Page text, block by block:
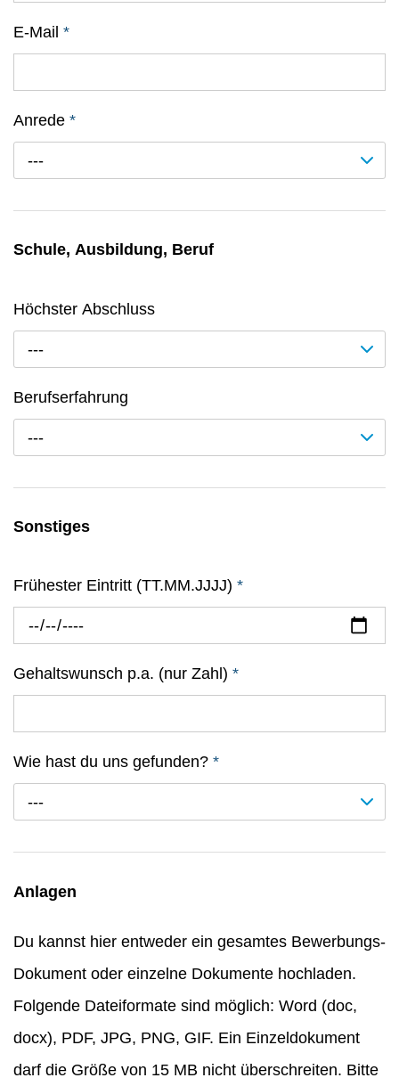
E-Mail *
Anrede *
---
Schule, Ausbildung, Beruf
Höchster Abschluss
---
Berufserfahrung
---
Sonstiges
Frühester Eintritt (TT.MM.JJJJ) *
Gehaltswunsch p.a. (nur Zahl) *
Wie hast du uns gefunden? *
---
Anlagen
Du kannst hier entweder ein gesamtes Bewerbungs-
Dokument oder einzelne Dokumente hochladen.
Folgende Dateiformate sind möglich: Word (doc,
docx), PDF, JPG, PNG, GIF. Ein Einzeldokument
darf die Größe von 15 MB nicht überschreiten. Bitte